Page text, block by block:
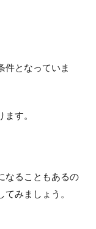
件となっていま
す。
なることもあるの
みましょう。